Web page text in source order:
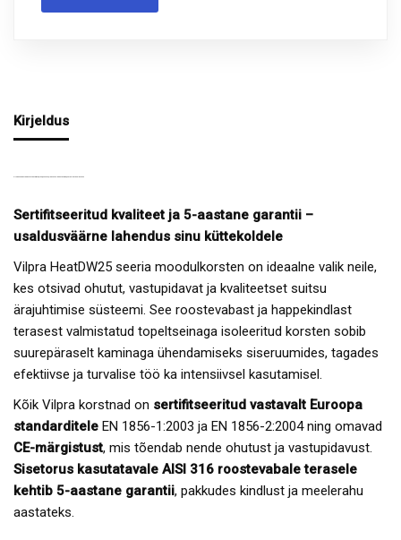
Kirjeldus
Sertifitseeritud kvaliteet ja 5-aastane garantii –
usaldusväärne lahendus sinu küttekoldele
Vilpra HeatDW25 seeria moodulkorsten on ideaalne valik neile,
kes otsivad ohutut, vastupidavat ja kvaliteetset suitsu
ärajuhtimise süsteemi. See roostevabast ja happekindlast
terasest valmistatud topeltseinaga isoleeritud korsten sobib
suurepäraselt kaminaga ühendamiseks siseruumides, tagades
efektiivse ja turvalise töö ka intensiivsel kasutamisel.
Kõik Vilpra korstnad on sertifitseeritud vastavalt Euroopa
standarditele EN 1856-1:2003 ja EN 1856-2:2004 ning omavad
CE-märgistust, mis tõendab nende ohutust ja vastupidavust.
Sisetorus kasutatavale AISI 316 roostevabale terasele
kehtib 5-aastane garantii, pakkudes kindlust ja meelerahu
aastateks.